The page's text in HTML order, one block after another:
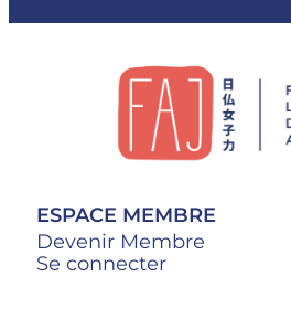
ESPACE MEMBRE
Devenir Membre
Se connecter